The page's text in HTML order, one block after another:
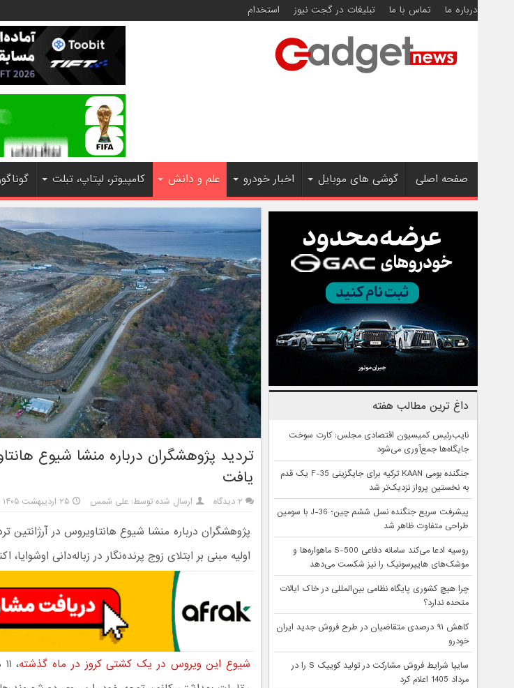
درباره ما تماس با ما تبلیغات در گجت نیوز استخدام
صفحه اصلی گوشی های موبایل اخبار خودرو علم و دانش کامپیوتر، لپتاپ، تبلت
تردید پژوهشگران درباره منشا شیوع
یافت
۲ دیدگاه ارسال شده توسط: علی شمس ۲۵ اردیبهشت ۱۴۰۵ ساعت ۲۲:۴۵
پژوهشگران درباره منشا شیوع هانتاویروس در آرژانتین
اولیه مبنی بر ابتلای زوج پرنده‌نگار در زباله‌دانی
شیوع این ویروس در یک کشتی کروز در ماه گذشته
داغ ترین مطالب هفته
نایب‌رئیس کمیسیون اقتصادی مجلس: کارت سوخت
جایگاه‌ها جمع‌آوری می‌شود
جنگنده بومی KAAN ترکیه برای جایگزینی F-35 یک قدم
به نخستین پرواز نزدیک‌تر شد
پیشرفت سریع جنگنده نسل ششم چین؛ J-36 با سومین
طراحی متفاوت ظاهر شد
روسیه ادعا می‌کند سامانه دفاعی S-500 ماهواره‌ها و
موشک‌های هایپرسونیک را نیز شکست می‌دهد
چرا هیچ کشوری پایگاه نظامی بین‌المللی در خاک ایالات
متحده ندارد؟
کاهش ۹۱ درصدی متقاضیان در طرح فروش جدید ایران
خودرو
سایپا شرایط فروش مشارکت در تولید کوییک S را در
مرداد 1405 اعلام کرد